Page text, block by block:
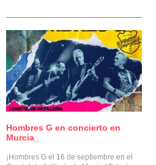
Hombres G en concierto en
Murcia_
¡Hombres G el 16 de septiembre en el